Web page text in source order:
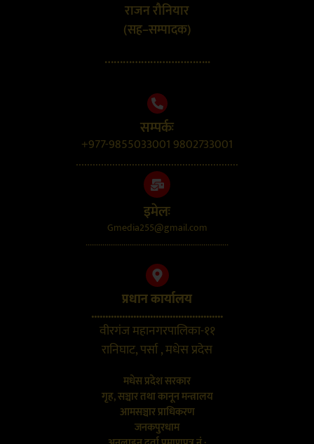
राजन रौनियार
(सह–सम्पादक)
……………………………..
सम्पर्कः
+977-9855033001 9802733001
..........................................................
इमेलः
Gmedia255@gmail.com
....................................................................
प्रधान कार्यालय
...............................................
वीरगंज महानगरपालिका-११
रानिघाट, पर्सा , मधेस प्रदेस
मधेस प्रदेश सरकार
गृह, सञ्चार तथा कानून मन्त्रालय
आमसञ्चार प्राधिकरण
जनकपुरधाम